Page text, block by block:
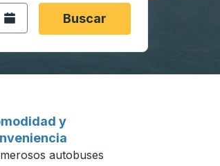
hasta la ciudad de origen que
y luego use las teclas de flecha
Abra el calendario.Buscar
y
autobuses